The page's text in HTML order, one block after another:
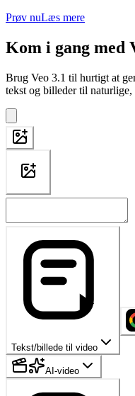
Prøv nuLæs mere
Kom i gang med
Brug Veo 3.1 til hurtigt at
tekst og billeder til
Tekst/billede til video
AI-video